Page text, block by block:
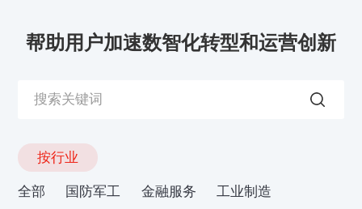
帮助用户加速数智化转型和运营创新
按行业
全部 国防军工 金融服务
工业制造